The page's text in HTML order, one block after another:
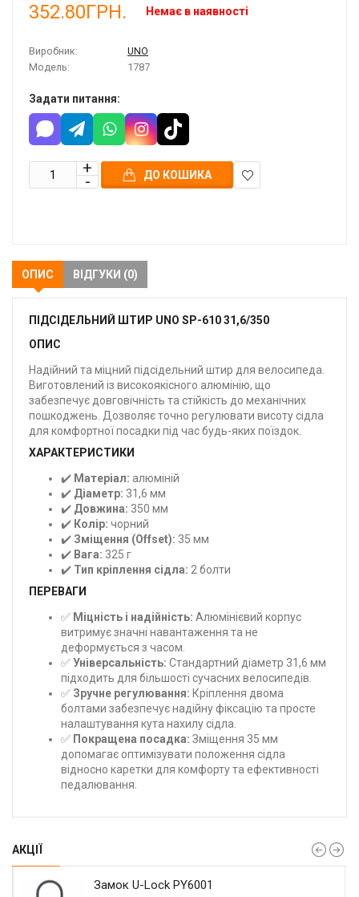
352.80ГРН. Немає в наявності
Виробник:
UNO
Модель:
1787
Задати питання:
ДО КОШИКА
ОПИС ВІДГУКИ (0)
ПІДСІДЕЛЬНИЙ ШТИР UNO SP-610 31,6/350
ОПИС
Надійний та міцний підсідельний штир для велосипеда.
Виготовлений із високоякісного алюмінію, що
забезпечує довговічність та стійкість до механічних
пошкоджень. Дозволяє точно регулювати висоту сідла
для комфортної посадки під час будь-яких поїздок.
ХАРАКТЕРИСТИКИ
✔️ Матеріал: алюміній
✔️ Діаметр: 31,6 мм
✔️ Довжина: 350 мм
✔️ Колір: чорний
✔️ Зміщення (Offset): 35 мм
✔️ Вага: 325 г
✔️ Тип кріплення сідла: 2 болти
ПЕРЕВАГИ
✅ Міцність і надійність: Алюмінієвий корпус
витримує значні навантаження та не
деформується з часом.
✅Універсальність: Стандартний діаметр 31,6 мм
підходить для більшості сучасних велосипедів.
✅ Зручне регулювання: Кріплення двома
болтами забезпечує надійну фіксацію та просте
налаштування кута нахилу сідла.
✅ Покращена посадка: Зміщення 35 мм
допомагає оптимізувати положення сідла
відносно каретки для комфорту та ефективності
педалювання.
АКЦІЇ
Замок U-Lock PY6001